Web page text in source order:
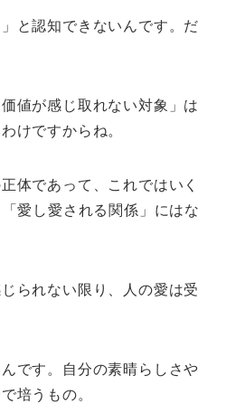
と認知できないんです。だ
値が感じ取れない対象」は
けですからね。
体であって、これではいく
「愛し愛される関係」にはな
られない限り、人の愛は受
です。自分の素晴らしさや
培うもの。